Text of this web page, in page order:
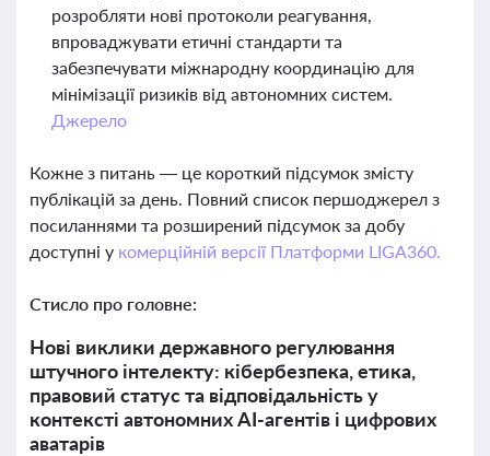
розробляти нові протоколи реагування,
впроваджувати етичні стандарти та
забезпечувати міжнародну координацію для
мінімізації ризиків від автономних систем.
Джерело
Кожне з питань — це короткий підсумок змісту
публікацій за день. Повний список першоджерел з
посиланнями та розширений підсумок за добу
доступні у комерційній версії Платформи LIGA360.
Стисло про головне:
Нові виклики державного регулювання
штучного інтелекту: кібербезпека, етика,
правовий статус та відповідальність у
контексті автономних AI-агентів і цифрових
аватарів